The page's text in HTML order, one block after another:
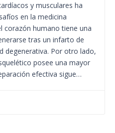
y musculares ha
en la medicina
corazón humano tiene una
tras un infarto de
degenerativa. Por otro lado,
posee una mayor
efectiva sigue…